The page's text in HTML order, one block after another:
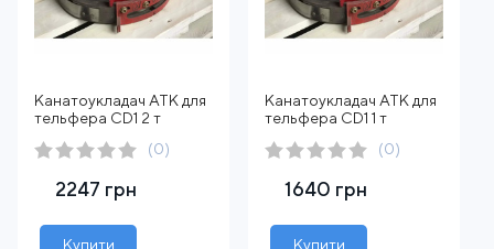
Канатоукладач АТК для
тельфера CD1 2 т
(0)
2247 грн
Купити
Канатоукладач АТК для
тельфера CD1 1 т
(0)
1640 грн
Купити